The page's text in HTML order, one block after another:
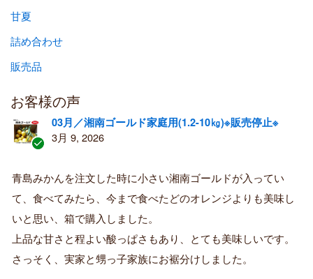
甘夏
詰め合わせ
販売品
お客様の声
証
済
み
購
者
03月／湘南ゴールド家庭用(1.2-10㎏)※販売停止※
3月 9, 2026
青島みかんを注文した時に小さい湘南ゴールドが入ってい
て、食べてみたら、今まで食べたどのオレンジよりも美味し
いと思い、箱で購入しました。
上品な甘さと程よい酸っぱさもあり、とても美味しいです。
さっそく、実家と甥っ子家族にお裾分けしました。